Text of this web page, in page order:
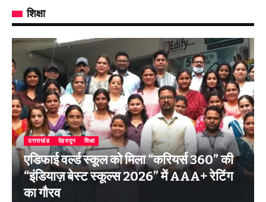
शिक्षा
उत्तराखंड देहरादून शिक्षा
एडिफाई वर्ल्ड स्कूल को मिला “करियर्स 360” की
“इंडियाज़ बेस्ट स्कूल्स 2026” में AAA+ रेटिंग
का गौरव